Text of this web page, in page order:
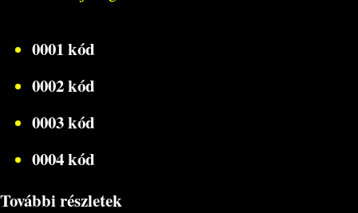
0001 kód
0002 kód
0003 kód
0004 kód
További részletek